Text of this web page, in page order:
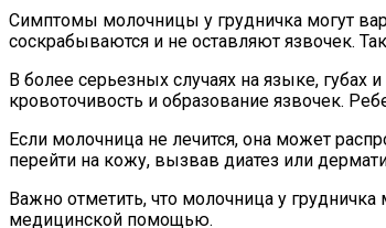
Симптомы молочницы у грудничка могут
соскрабываются и не оставляют язвочек.
В более серьезных случаях на языке,
кровоточивость и образование язвочек.
Если молочница не лечится, она может
перейти на кожу, вызвав диатез или
Важно отметить, что молочница у
медицинской помощью.